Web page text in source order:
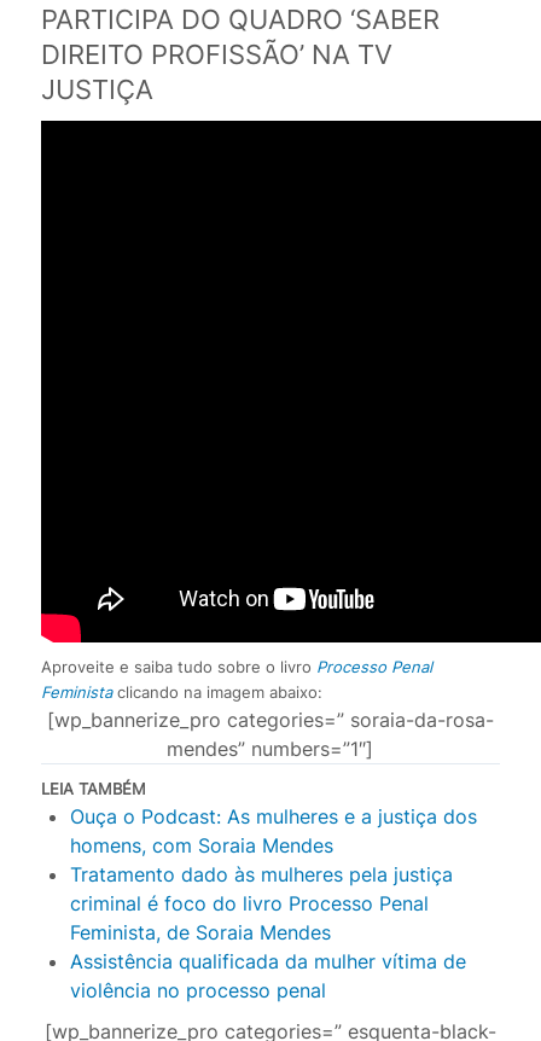
PARTICIPA DO QUADRO ‘SABER
DIREITO PROFISSÃO’ NA TV
JUSTIÇA
Aproveite e saiba tudo sobre o livro Processo Penal
Feministaclicando na imagem abaixo:
[wp_bannerize_pro categories=” soraia-da-rosa-
mendes” numbers=”1″]
LEIA TAMBÉM
Ouça o Podcast: As mulheres e a justiça dos
homens, com Soraia Mendes
Tratamento dado às mulheres pela justiça
criminal é foco do livro Processo Penal
Feminista, de Soraia Mendes
Assistência qualificada da mulher vítima de
violência no processo penal
[wp_bannerize_pro categories=” esquenta-black-